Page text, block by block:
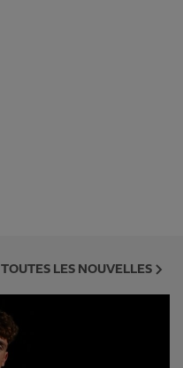
TOUTES LES NOUVELLES